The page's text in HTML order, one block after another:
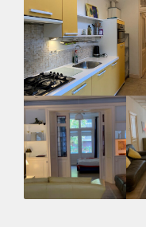
Algemeen
hal, gang, keuken en
vloerverwarming.
Nieuwe luxe keuken
oven, enz.
Badkamer,
badkamermeubel.
Nieuwe, aparte
Wasruimte met